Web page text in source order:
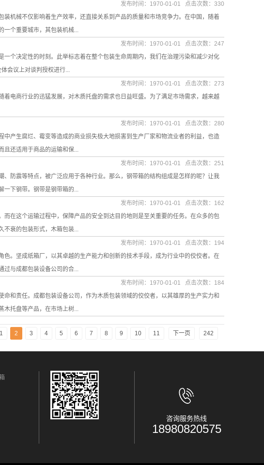
机械不仅影响着生产效率，还直接关系到产品的质量和市场竞争力。在中国，随着
一个重要城市，其包装机械...
发布时间：1970-01-01 点击次数：330
个决定性的时刻。此举标志着在整个包装生命周期内，我们在治理污染和减少对化
会议上对谈判授权进行...
发布时间：1970-01-01 点击次数：247
电商行业的迅猛发展，对木质托盘的需求也日益旺盛。为了满足市场需求，越来越
发布时间：1970-01-01 点击次数：273
产生腐烂、霉变等造成的商业损失极大地损害到生产厂家和物流业者的利益，也造
且还适用于商品的运输和保...
发布时间：1970-01-01 点击次数：280
防震等特点，被广泛应用于各种行业。那么，钢带箱的结构组成是怎样的呢？让我
一下钢带。钢带是钢带箱的...
发布时间：1970-01-01 点击次数：251
在这个运输过程中，保障产品的安全到达目的地则是至关重要的任务。在众多的包
不衰的包装形式，木箱包装...
发布时间：1970-01-01 点击次数：162
。坚成纸箱厂，以其卓越的生产能力和创新的技术手段，成为行业中的佼佼者。在
过与成都包装设备公司的合...
发布时间：1970-01-01 点击次数：194
和责任。成都包装设备公司，作为木质包装领域的佼佼者，以其雄厚的生产实力和
木托盘等产品，在市场上树...
发布时间：1970-01-01 点击次数：184
1 2 3 4 5 6 7 8 9 10 11 下一页 242
咨询服务热线
18980820575